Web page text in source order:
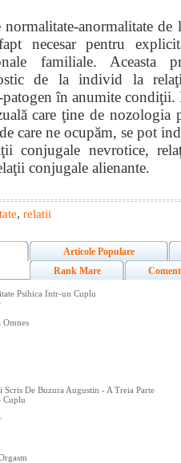
anormalitate
necesar pentru
familiale. Aceasta
de la individ la
în anumite condiţii.
care ţine de nozologia
care ne ocupăm, se pot
conjugale nevrotice,
conjugale alienante.
, relatii
Articole Populare
Rank Mare
Psihica Intr-un Cuplu
Omnes
De Buzura Augustin - A Treia Parte
Cuplu